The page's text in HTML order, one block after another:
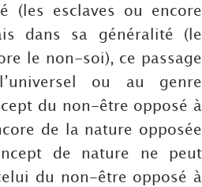
(les esclaves ou encore
dans sa généralité (le
le non-soi), ce passage
ou au genre
du non-être opposé à
de la nature opposée
de nature ne peut
du non-être opposé à